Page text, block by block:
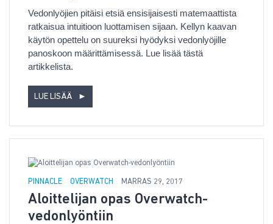
Vedonlyöjien pitäisi etsiä ensisijaisesti matemaattista
ratkaisua intuitioon luottamisen sijaan. Kellyn kaavan
käytön opettelu on suureksi hyödyksi vedonlyöjille
panoskoon määrittämisessä. Lue lisää tästä
artikkelista.
LUE LISÄÄ ►
PINNACLE OVERWATCH MARRAS 29, 2017
Aloittelijan opas Overwatch-
vedonlyöntiin